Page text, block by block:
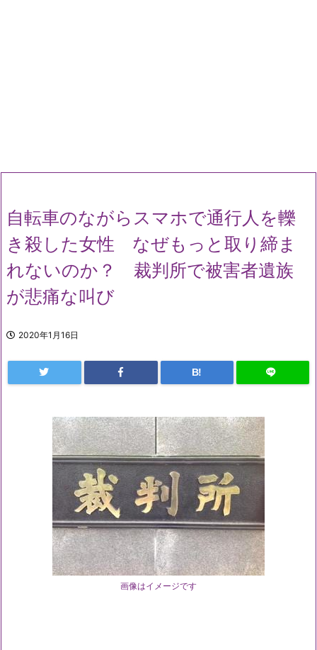
自転車のながらスマホで通行人を轢
き殺した女性 なぜもっと取り締ま
れないのか？ 裁判所で被害者遺族
が悲痛な叫び
2020年1月16日
B!
画像はイメージです